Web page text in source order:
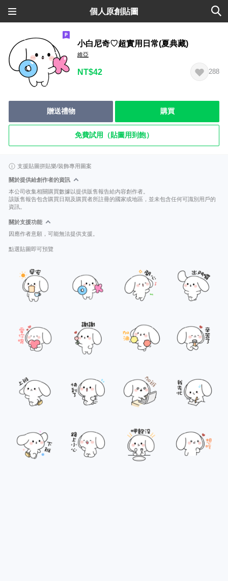
個人原創貼圖
小白尼奇♡超實用日常(夏典藏)
維亞
NT$42 288
贈送禮物 購買
免費試用（貼圖用到飽）
支援貼圖拼貼樂/裝飾專用圖案
關於提供給創作者的資訊
本公司收集相關購買數據以提供販售報告給內容創作者。
該販售報告包含購買日期及購買者所註冊的國家或地區，並未包含任何可識別用戶的
資訊。
關於支援功能
因應作者意願，可能無法提供支援。
點選貼圖即可預覽